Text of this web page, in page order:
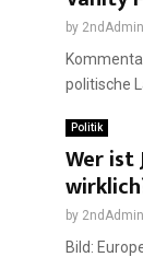
by 2ndAdmin
politische
Politik
Wer ist
by 2ndAdmin
Bild: